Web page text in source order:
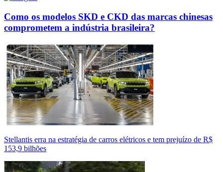
Como os modelos SKD e CKD das marcas chinesas
comprometem a indústria brasileira?
Stellantis erra na estratégia de carros elétricos e tem prejuízo de R$
153,9 bilhões